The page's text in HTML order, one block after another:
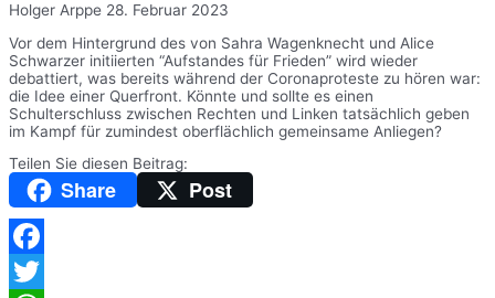
Holger Arppe 28. Februar 2023
Vor dem Hintergrund des von Sahra Wagenknecht und Alice
Schwarzer initiierten “Aufstandes für Frieden” wird wieder
debattiert, was bereits während der Coronaproteste zu hören war:
die Idee einer Querfront. Könnte und sollte es einen
Schulterschluss zwischen Rechten und Linken tatsächlich geben
im Kampf für zumindest oberflächlich gemeinsame Anliegen?
Teilen Sie diesen Beitrag:
Share Post
Facebook